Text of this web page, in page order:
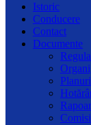
Istoric
Conducere
Contact
Documente